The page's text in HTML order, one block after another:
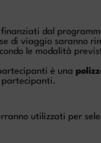
dal
di viaggio saranno
le modalità
è una
partecipanti.
utilizzati per